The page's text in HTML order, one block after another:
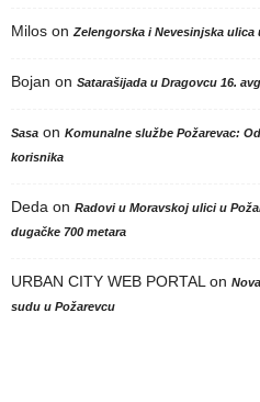
Milos on Zelengorska i Nevesinjska
Bojan on Satarašijada u Dragovcu 16.
Sasa on Komunalne službe Požarevac:
korisnika
Deda on Radovi u Moravskoj ulici u
dugačke 700 metara
URBAN CITY WEB PORTAL on
sudu u Požarevcu